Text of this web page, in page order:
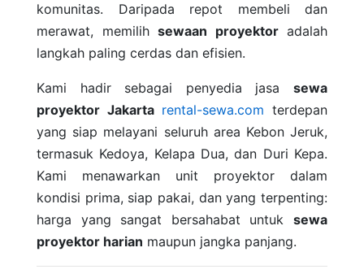
komunitas. Daripada repot membeli dan
merawat, memilih sewaan proyektoradalah
langkah paling cerdas dan efisien.
Kami hadir sebagai penyedia jasa sewa
proyektor Jakarta rental-sewa.com terdepan
yang siap melayani seluruh area Kebon Jeruk,
termasuk Kedoya, Kelapa Dua, dan Duri Kepa.
Kami menawarkan unit proyektor dalam
kondisi prima, siap pakai, dan yang terpenting:
harga yang sangat bersahabat untuk sewa
proyektor harian maupun jangka panjang.